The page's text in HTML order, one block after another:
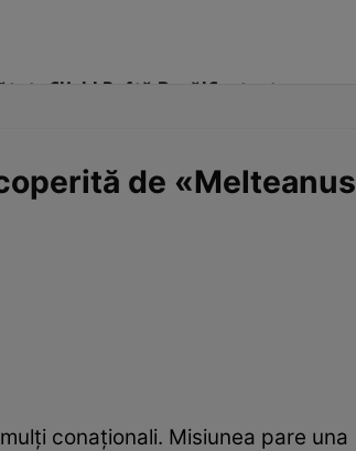
Click! Poftă Bună!Contact
de «Melteanus
conaționali. Misiunea pare una